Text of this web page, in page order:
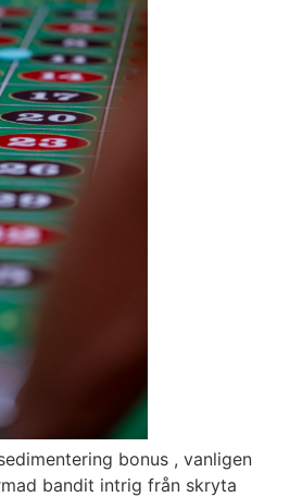
bonus , vanligen
bandit intrig från skryta